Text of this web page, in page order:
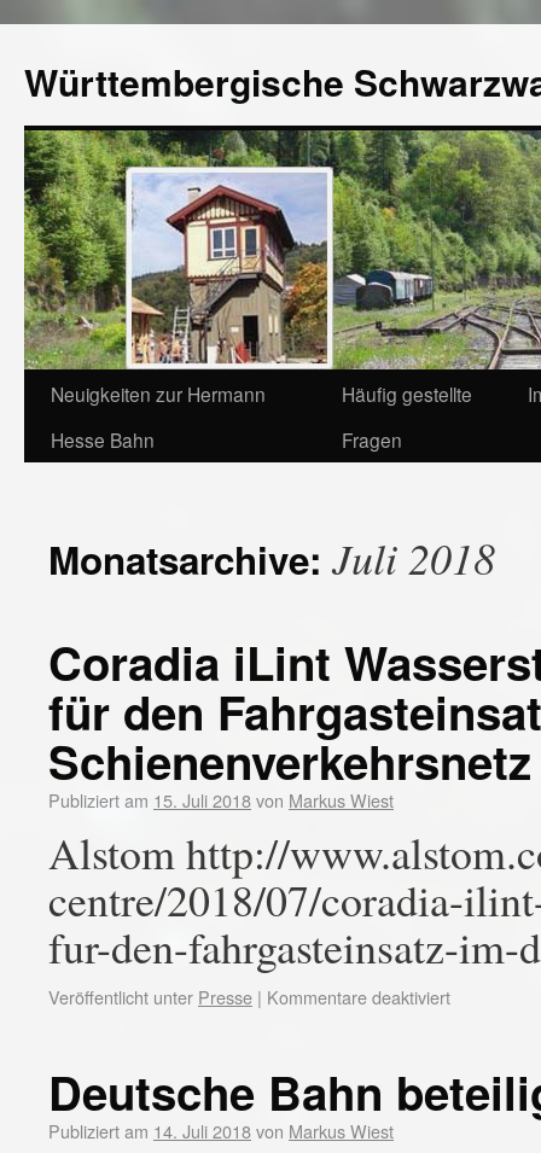
Württembergische
Neuigkeiten zur Hermann
Hesse Bahn
Häufig gestellte
Fragen
Monatsarchive: Juli 2018
Coradia iLint
für den
Schienenverkehrsnetz
Publiziert am 15. Juli 2018von Markus Wiest
Alstom http://
centre/2018/07/coradia-
fur-den-fahrgasteinsatz-im-
Veröffentlicht unter Presse | Kommentare deaktiviert
Deutsche Bahn
Publiziert am 14. Juli 2018von Markus Wiest